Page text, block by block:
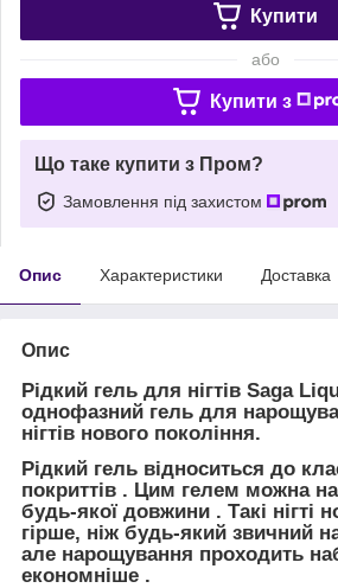
Купити
або
Купити з
Що таке купити з Пром?
Замовлення під захистом
Опис Характеристики Доставка
Опис
Рідкий гель для нігтів Saga
однофазний гель для
нігтів нового покоління.
Рідкий гель відноситься до
покриттів . Цим гелем можна
будь-якої довжини . Такі нігті
гірше, ніж будь-який звичний
але нарощування проходить
економніше .